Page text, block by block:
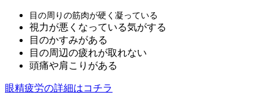
目の周りの筋肉が硬く凝っている
視力が悪くなっている気がする
目のかすみがある
目の周辺の疲れが取れない
頭痛や肩こりがある
眼精疲労の詳細はコチラ